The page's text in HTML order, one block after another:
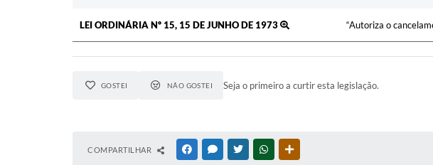
LEI ORDINÁRIA Nº 15, 15 DE JUNHO DE 1973 “Autoriza o
GOSTEI NÃO GOSTEI Seja o primeiro a curtir esta legislação.
COMPARTILHAR FACEBOOKMESSENGER
TWITTERWHATSAPP